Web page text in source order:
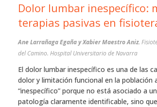
Dolor lumbar inespecífico:
terapias pasivas en
Ane Larrañaga Egaña y Xabier Maestro Aniz.
del Camino. Hospital Universitario de Navarra
El dolor lumbar inespecífico es una de las
dolor y limitación funcional en la población
“inespecífico” porque no está asociado a
patología claramente identificable, sino